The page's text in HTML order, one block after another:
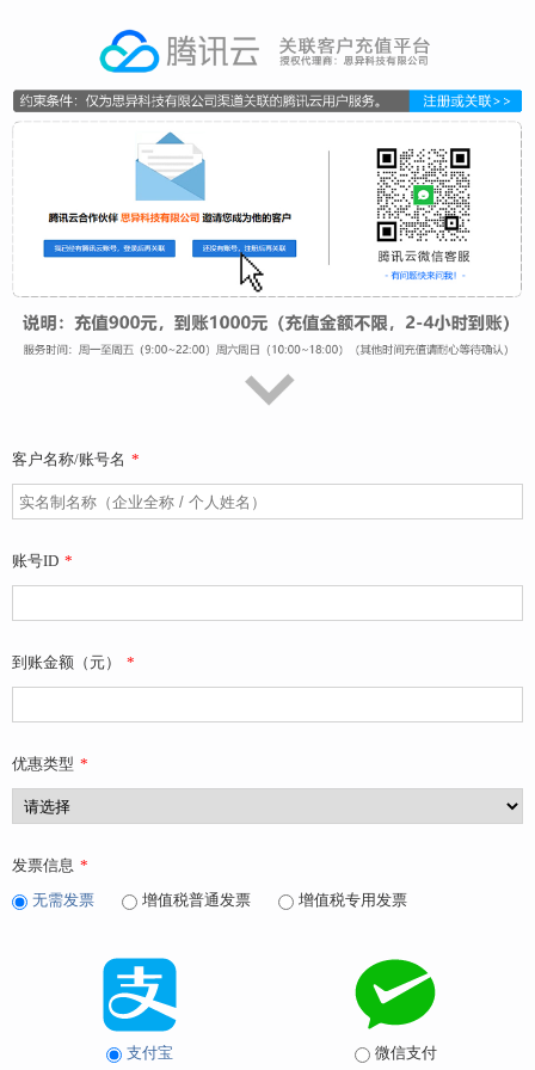
客户名称/账号名 *
账号ID *
到账金额（元） *
优惠类型 *
发票信息 *
无需发票
增值税普通发票 增值税专用发票
支付宝 微信支付